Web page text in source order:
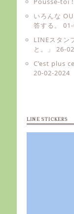
いろんな
答する。
LINEスタン
と。」
26-
C’est plus
20-02-2024
LINE STICKERS